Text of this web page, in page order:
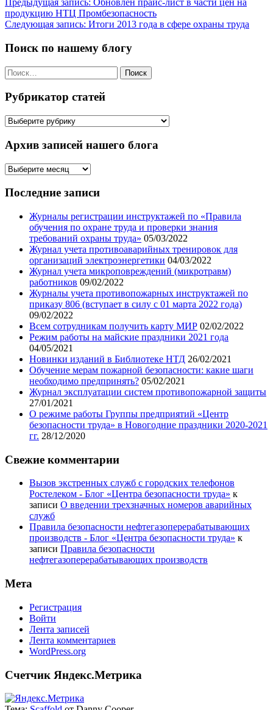
Навигация
по
Предыдущая запись: Обновлен прайс-лист в части цен на
продукцию НТЦ Промбезопасность
Следующая запись: Итоги 2013 года в сфере охраны труда
Поиск по нашему блогу
Найти:
Рубрикатор статей
Рубрикатор
Архив записей нашего блога
Архив
нашего
Последние записи
Журналы регистрации инструктажей по «Правила
обучения по охране труда и проверки знания
требований охраны труда» 05/03/2022
Журнал учета противоаварийных тренировок для
организаций электроэнергетики 04/03/2022
Журнал учета микроповреждений (микротравм)
работников 09/02/2022
Журналы учета противопожарных инструктажей по
приказу 806 (вступает в силу с 01 марта 2022 года)
09/02/2022
Всем сотрудникам получить карту МИР 02/02/2022
Режим работы на майские праздники 2021 года
04/05/2021
Новинки изданий в Библиотеке НТД 26/02/2021
Обучение мерам пожарной безопасности: какие шаги
необходимо предпринять? 05/02/2021
Журнал эксплуатации систем противопожарной защиты
27/01/2021
О режиме работы Группы предприятий «Центр
безопасности труда» в Новогодние праздники 2020-2021
гг. 28/12/2020
Свежие комментарии
Вызов экстренных служб с городских телефонов
Ростелеком - Блог «Центра безопасности труда» к
записи О введении трехзначных номеров аварийных
служб
Правила безопасности нефтегазоперерабатывающих
производств - Блог «Центра безопасности труда» к
записи Правила безопасности
нефтегазоперерабатывающих производств
Мета
Регистрация
Войти
Лента записей
Лента комментариев
WordPress.org
Счетчик Яндекс.Метрика